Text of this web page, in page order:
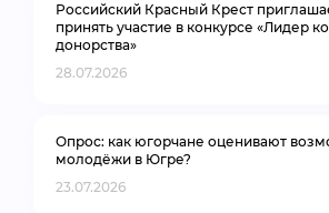
Российский Красный Крест
принять участие в конкурсе «Лидер
донорства»
28.07.2026
Опрос: как югорчане оценивают
молодёжи в Югре?
23.07.2026